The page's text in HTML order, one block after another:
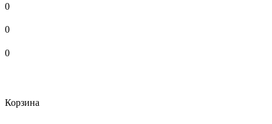
0
0
0
Корзина